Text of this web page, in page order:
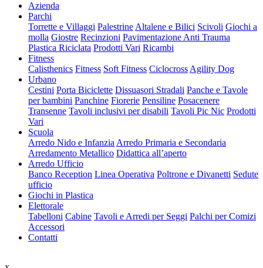
Azienda
Parchi
Torrette e Villaggi Palestrine Altalene e Bilici Scivoli Giochi a
molla Giostre Recinzioni Pavimentazione Anti Trauma
Plastica Riciclata Prodotti Vari Ricambi
Fitness
Calisthenics Fitness Soft Fitness Ciclocross Agility Dog
Urbano
Cestini Porta Biciclette Dissuasori Stradali Panche e Tavole
per bambini Panchine Fiorerie Pensiline Posacenere
Transenne Tavoli inclusivi per disabili Tavoli Pic Nic Prodotti
Vari
Scuola
Arredo Nido e Infanzia Arredo Primaria e Secondaria
Arredamento Metallico Didattica all’aperto
Arredo Ufficio
Banco Reception Linea Operativa Poltrone e Divanetti Sedute
ufficio
Giochi in Plastica
Elettorale
Tabelloni Cabine Tavoli e Arredi per Seggi Palchi per Comizi
Accessori
Contatti